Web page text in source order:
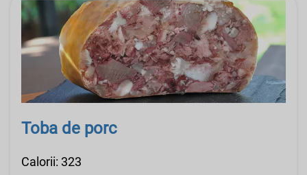
Toba de porc
Calorii: 323